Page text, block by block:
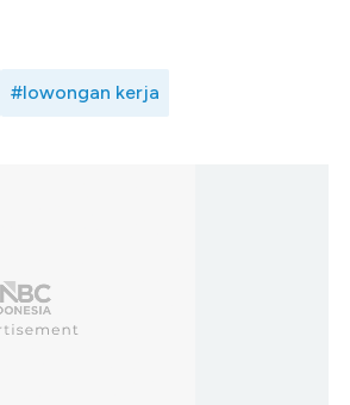
#lowongan kerja